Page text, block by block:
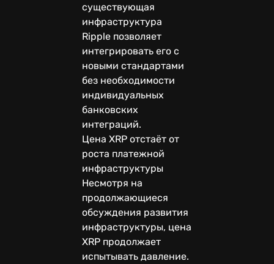
существующая
инфраструктура
Ripple позволяет
интегрировать его с
новыми стандартами
без необходимости
индивидуальных
банковских
интеграций.
Цена XRP отстаёт от
роста платежной
инфраструктуры
Несмотря на
продолжающиеся
обсуждения развития
инфраструктуры, цена
XRP продолжает
испытывать давление.